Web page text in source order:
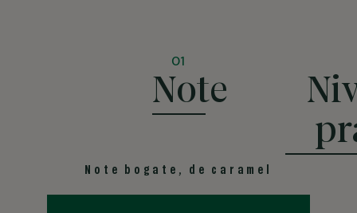
01
Note
Note bogate, de caramel